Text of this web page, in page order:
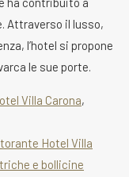
Attraverso il lusso,
l’hotel si propone
le sue porte.
Villa Carona,
Hotel Villa
e bollicine